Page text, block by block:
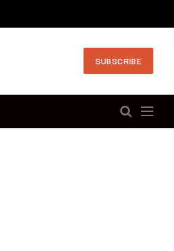
SUBSCRIBE